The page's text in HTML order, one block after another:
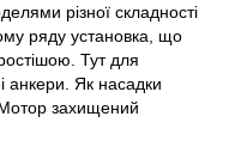
різної складності
ряду установка, що
Тут для
анкери. Як насадки
Мотор захищений